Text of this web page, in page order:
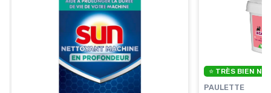
⭐ TRÈS BIEN
PAULETTE